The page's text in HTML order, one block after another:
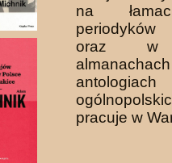
na
oraz w
antologiach
pracuje w